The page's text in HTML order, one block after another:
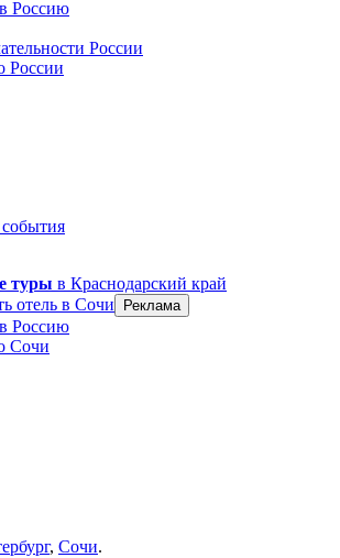
в Россию
России
России
туры в Краснодарский край
отель в Сочи Реклама
в Россию
Сочи
, Сочи.